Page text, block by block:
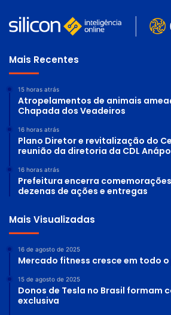
Mais Recentes
15 horas atrás
Atropelamentos de animais
Chapada dos Veadeiros
16 horas atrás
Plano Diretor e revitalização do
reunião da diretoria da CDL
16 horas atrás
Prefeitura encerra comemorações
dezenas de ações e entregas
Mais Visualizadas
16 de agosto de 2025
Mercado fitness cresce em todo o
15 de agosto de 2025
Donos de Tesla no Brasil formam
exclusiva